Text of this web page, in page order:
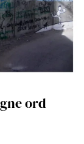
ord